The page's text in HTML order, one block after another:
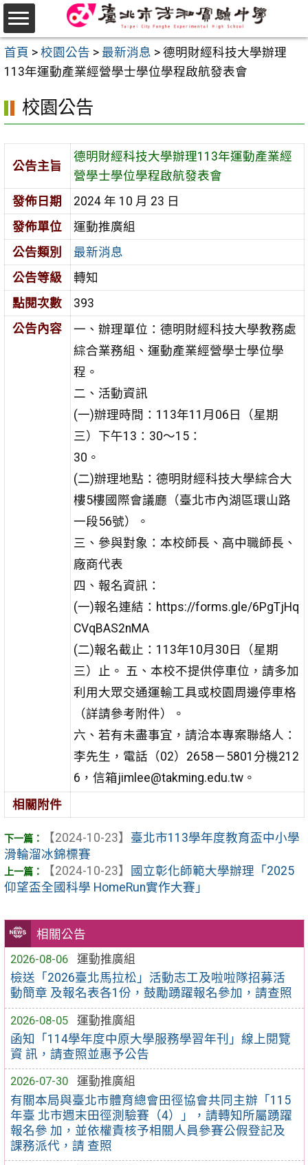
跳
至
主
要
區
首頁 > 校園公告 > 最新消息 > 德明財經科技大學辦理
113年運動產業經營學士學位學程啟航發表會
相關公告
2026-08-06
運動推廣組
檢送「2026臺北馬拉松」活動志工及啦啦隊招募活
動簡章 及報名表各1份，鼓勵踴躍報名參加，請查照
2026-08-05
運動推廣組
函知「114學年度中原大學服務學習年刊」線上閱覽
資 訊，請查照並惠予公告
2026-07-30
運動推廣組
有關本局與臺北市體育總會田徑協會共同主辦「115
年臺 北市週末田徑測驗賽（4）」，請轉知所屬踴躍
報名參 加，並依權責核予相關人員參賽公假登記及
課務派代，請 查照
校園公告
公告主旨
德明財經科技大學辦理113年運動產業經
營學士學位學程啟航發表會
發佈日期
2024 年 10 月 23 日
發佈單位
運動推廣組
公告類別
最新消息
公告等級
轉知
點閱次數
393
公告內容
一、辦理單位：德明財經科技大學教務處
綜合業務組、運動產業經營學士學位學
程。
二、活動資訊
(一)辦理時間：113年11月06日（星期
三）下午13：30～15：
30。
(二)辦理地點：德明財經科技大學綜合大
樓5樓國際會議廳（臺北市內湖區環山路
一段56號）。
三、參與對象：本校師長、高中職師長、
廠商代表
四、報名資訊：
(一)報名連結：https://forms.gle/6PgTjHq
CVqBAS2nMA
(二)報名截止：113年10月30日（星期
三）止。 五、本校不提供停車位，請多加
利用大眾交通運輸工具或校園周邊停車格
（詳請參考附件）。
六、若有未盡事宜，請洽本專案聯絡人：
李先生，電話（02）2658－5801分機212
6，信箱jimlee@takming.edu.tw。
相關附件
【2024-10-23】 臺北市113學年度教育盃中小學
滑輪溜冰錦標賽
【2024-10-23】
國立彰化師範大學辦理「2025
仰望盃全國科學 HomeRun實作大賽」
選
單